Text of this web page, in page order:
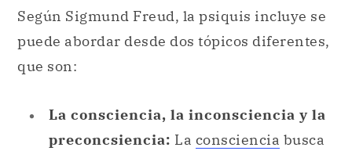
Según Sigmund Freud, la psiquis incluye se
puede abordar desde dos tópicos diferentes,
que son:
La consciencia, la inconsciencia y la
preconcsiencia: La consciencia busca